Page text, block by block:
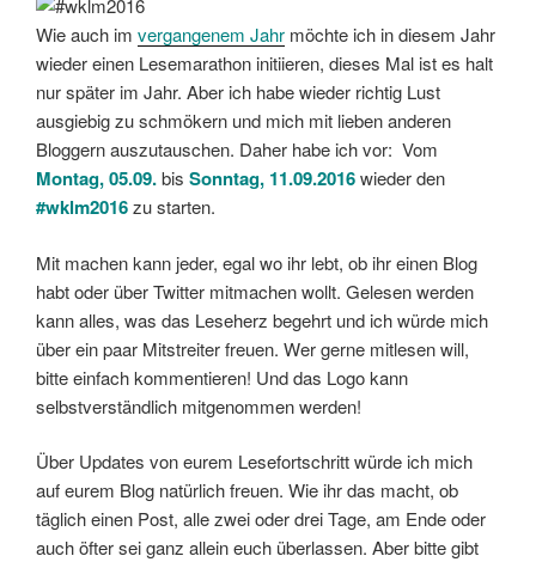
Wie auch im vergangenem Jahr möchte ich in diesem Jahr
wieder einen Lesemarathon initiieren, dieses Mal ist es halt
nur später im Jahr. Aber ich habe wieder richtig Lust
ausgiebig zu schmökern und mich mit lieben anderen
Bloggern auszutauschen. Daher habe ich vor: Vom
Montag, 05.09.bis Sonntag, 11.09.2016wieder den
#wklm2016zu starten.
Mit machen kann jeder, egal wo ihr lebt, ob ihr einen Blog
habt oder über Twitter mitmachen wollt. Gelesen werden
kann alles, was das Leseherz begehrt und ich würde mich
über ein paar Mitstreiter freuen. Wer gerne mitlesen will,
bitte einfach kommentieren! Und das Logo kann
selbstverständlich mitgenommen werden!
Über Updates von eurem Lesefortschritt würde ich mich
auf eurem Blog natürlich freuen. Wie ihr das macht, ob
täglich einen Post, alle zwei oder drei Tage, am Ende oder
auch öfter sei ganz allein euch überlassen. Aber bitte gibt